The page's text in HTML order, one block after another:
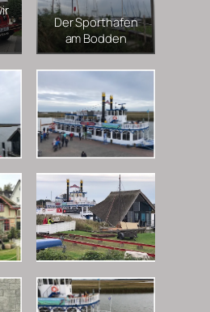
Der Sporthafen
am Bodden